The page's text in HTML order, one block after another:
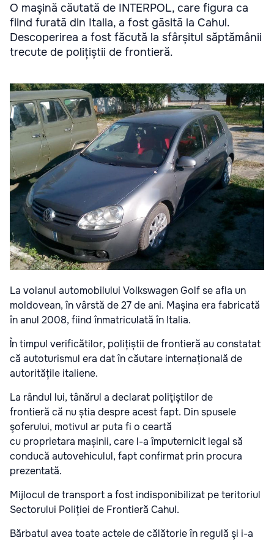
O maşină căutată de INTERPOL, care figura ca
fiind furată din Italia, a fost găsită la Cahul.
Descoperirea a fost făcută la sfârșitul săptămânii
trecute de polițiștii de frontieră.
La volanul automobilului Volkswagen Golf se afla un
moldovean, în vârstă de 27 de ani. Maşina era fabricată
în anul 2008, fiind înmatriculată în Italia.
În timpul verificătilor, polițiștii de frontieră au constatat
că autoturismul era dat în căutare internațională de
autoritățile italiene.
La rândul lui, tânărul a declarat poliţiştilor de
frontieră că nu știa despre acest fapt. Din spusele
şoferului, motivul ar puta fi o ceartă
cu proprietara mașinii, care l-a împuternicit legal să
conducă autovehiculul, fapt confirmat prin procura
prezentată.
Mijlocul de transport a fost indisponibilizat pe teritoriul
Sectorului Poliției de Frontieră Cahul.
Bărbatul avea toate actele de călătorie în regulă şi i-a